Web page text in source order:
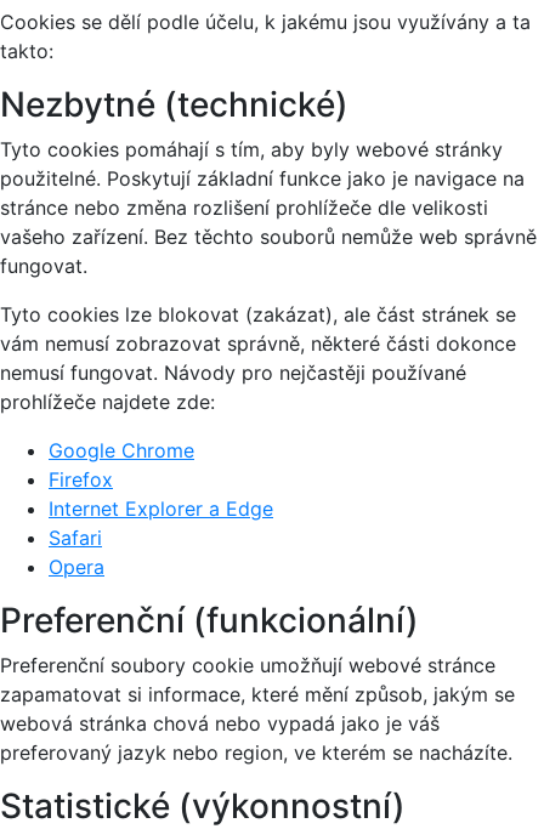
Cookies se dělí podle účelu, k jakému jsou využívány a ta
takto:
Nezbytné (technické)
Tyto cookies pomáhají s tím, aby byly webové stránky
použitelné. Poskytují základní funkce jako je navigace na
stránce nebo změna rozlišení prohlížeče dle velikosti
vašeho zařízení. Bez těchto souborů nemůže web správně
fungovat.
Tyto cookies lze blokovat (zakázat), ale část stránek se
vám nemusí zobrazovat správně, některé části dokonce
nemusí fungovat. Návody pro nejčastěji používané
prohlížeče najdete zde:
Google Chrome
Firefox
Internet Explorer a Edge
Safari
Opera
Preferenční (funkcionální)
Preferenční soubory cookie umožňují webové stránce
zapamatovat si informace, které mění způsob, jakým se
webová stránka chová nebo vypadá jako je váš
preferovaný jazyk nebo region, ve kterém se nacházíte.
Statistické (výkonnostní)